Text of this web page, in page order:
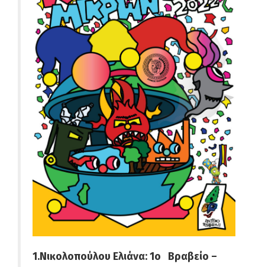
1.Νικολοπούλου Ελιάνα: 1ο Βραβείο –